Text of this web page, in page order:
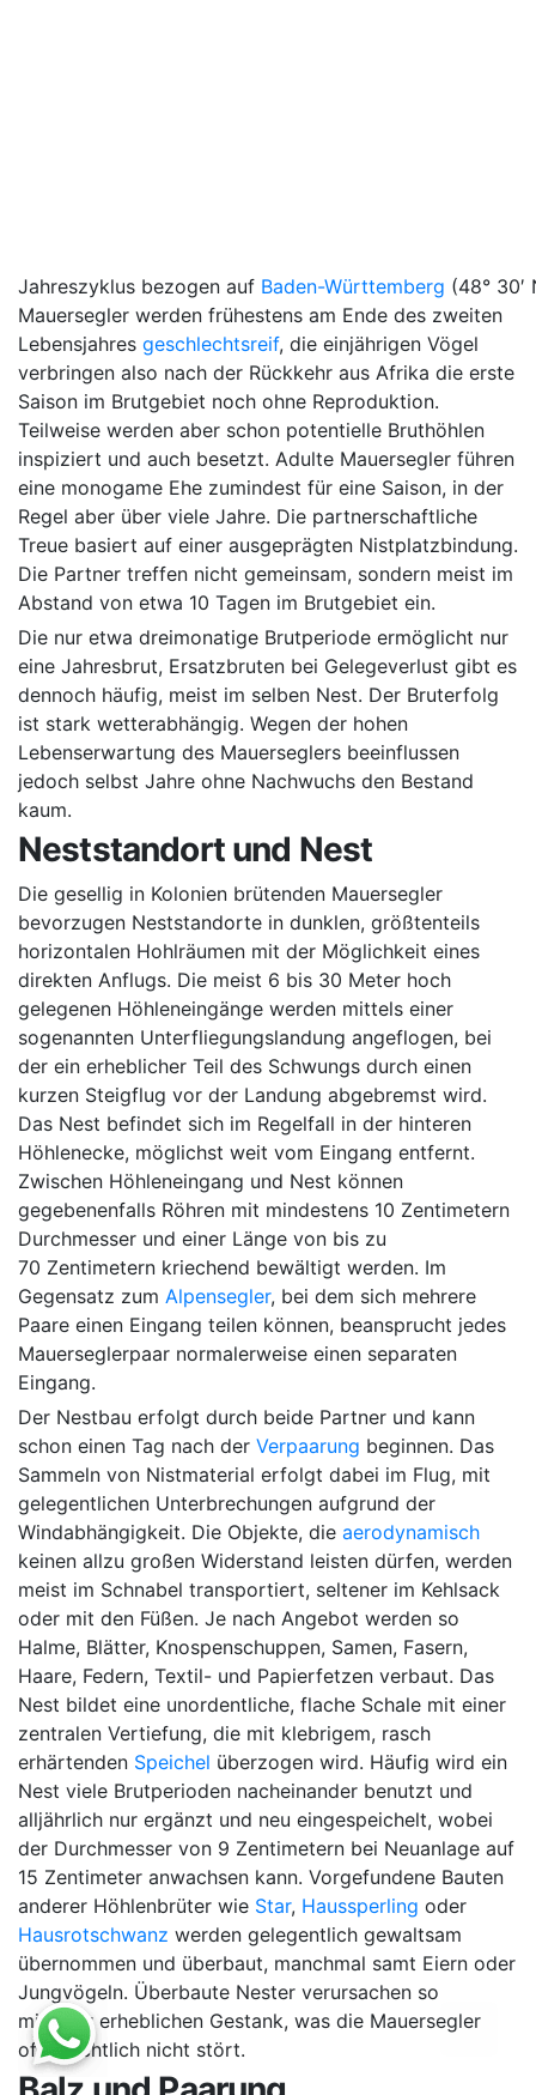
Jahreszyklus bezogen auf Baden-Württemberg (48° 30′
Mauersegler werden frühestens am Ende des zweiten
Lebensjahres geschlechtsreif, die einjährigen Vögel
verbringen also nach der Rückkehr aus Afrika die erste
Saison im Brutgebiet noch ohne Reproduktion.
Teilweise werden aber schon potentielle Bruthöhlen
inspiziert und auch besetzt. Adulte Mauersegler führen
eine monogame Ehe zumindest für eine Saison, in der
Regel aber über viele Jahre. Die partnerschaftliche
Treue basiert auf einer ausgeprägten Nistplatzbindung.
Die Partner treffen nicht gemeinsam, sondern meist im
Abstand von etwa 10 Tagen im Brutgebiet ein.
Die nur etwa dreimonatige Brutperiode ermöglicht nur
eine Jahresbrut, Ersatzbruten bei Gelegeverlust gibt es
dennoch häufig, meist im selben Nest. Der Bruterfolg
ist stark wetterabhängig. Wegen der hohen
Lebenserwartung des Mauerseglers beeinflussen
jedoch selbst Jahre ohne Nachwuchs den Bestand
kaum.
Neststandort und Nest
Die gesellig in Kolonien brütenden Mauersegler
bevorzugen Neststandorte in dunklen, größtenteils
horizontalen Hohlräumen mit der Möglichkeit eines
direkten Anflugs. Die meist 6 bis 30 Meter hoch
gelegenen Höhleneingänge werden mittels einer
sogenannten Unterfliegungslandung angeflogen, bei
der ein erheblicher Teil des Schwungs durch einen
kurzen Steigflug vor der Landung abgebremst wird.
Das Nest befindet sich im Regelfall in der hinteren
Höhlenecke, möglichst weit vom Eingang entfernt.
Zwischen Höhleneingang und Nest können
gegebenenfalls Röhren mit mindestens 10 Zentimetern
Durchmesser und einer Länge von bis zu
70 Zentimetern kriechend bewältigt werden. Im
Gegensatz zum Alpensegler, bei dem sich mehrere
Paare einen Eingang teilen können, beansprucht jedes
Mauerseglerpaar normalerweise einen separaten
Eingang.
Der Nestbau erfolgt durch beide Partner und kann
schon einen Tag nach der Verpaarung beginnen. Das
Sammeln von Nistmaterial erfolgt dabei im Flug, mit
gelegentlichen Unterbrechungen aufgrund der
Windabhängigkeit. Die Objekte, die aerodynamisch
keinen allzu großen Widerstand leisten dürfen, werden
meist im Schnabel transportiert, seltener im Kehlsack
oder mit den Füßen. Je nach Angebot werden so
Halme, Blätter, Knospenschuppen, Samen, Fasern,
Haare, Federn, Textil- und Papierfetzen verbaut. Das
Nest bildet eine unordentliche, flache Schale mit einer
zentralen Vertiefung, die mit klebrigem, rasch
erhärtenden Speichel überzogen wird. Häufig wird ein
Nest viele Brutperioden nacheinander benutzt und
alljährlich nur ergänzt und neu eingespeichelt, wobei
der Durchmesser von 9 Zentimetern bei Neuanlage auf
15 Zentimeter anwachsen kann. Vorgefundene Bauten
anderer Höhlenbrüter wie Star, Haussperling oder
Hausrotschwanz werden gelegentlich gewaltsam
übernommen und überbaut, manchmal samt Eiern oder
Jungvögeln. Überbaute Nester verursachen so
mitunter erheblichen Gestank, was die Mauersegler
offensichtlich nicht stört.